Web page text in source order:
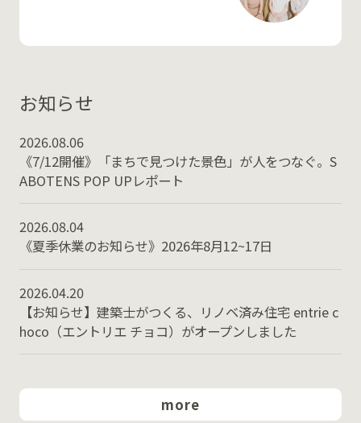
お知らせ
2026.08.06
《7/12開催》「まちで見つけた景色」が人をつなぐ。S
ABOTENS POP UPレポート
2026.08.04
《夏季休業のお知らせ》2026年8月12~17日
2026.04.20
【お知らせ】建築士がつくる、リノベ済み住宅 entrie c
hoco（エントリエ チョコ）がオープンしました
more